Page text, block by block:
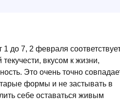
до 7, 2 февраля
вкусом к жизни,
Это очень точно
формы и не застывать в
себе оставаться живым